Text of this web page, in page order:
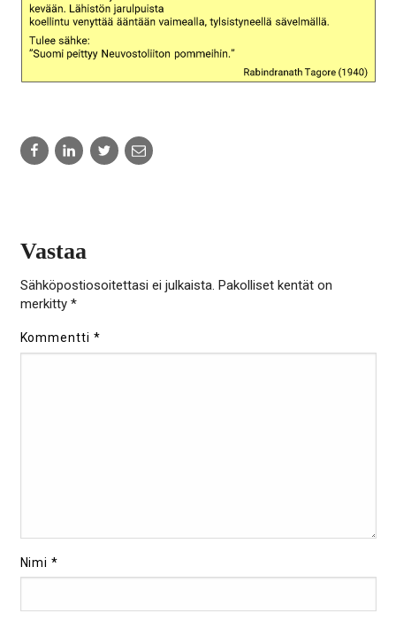
Share
to:
Share
to:
Share
to:
Share
to:
Vastaa
Sähköpostiosoitettasi ei julkaista. Pakolliset kentät on
merkitty *
Kommentti*
Nimi*